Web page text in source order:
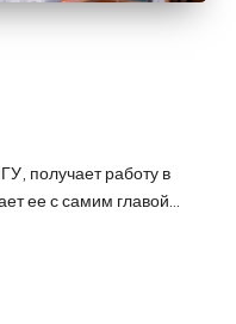
получает работу в
ее с самим главой…